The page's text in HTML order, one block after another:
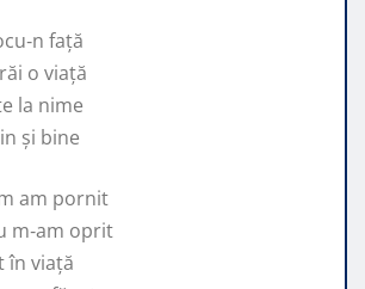
față
o viață
la nime
și bine
am pornit
m‑am oprit
în viață